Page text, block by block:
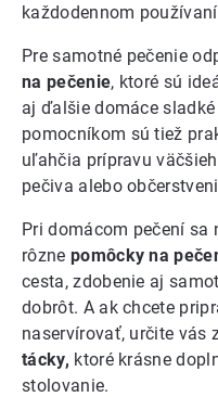
každodennom
Pre samotné pečenie
na pečenie, ktoré sú
aj ďalšie domáce
pomocníkom sú tiež
uľahčia prípravu
pečiva alebo
Pri domácom pečení
rôzne pomôcky na
cesta, zdobenie aj
dobrôt. A ak chcete
naservírovať, určite vás
tácky, ktoré krásne
stolovanie.